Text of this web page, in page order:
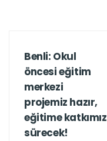
Benli: Okul
öncesi eğitim
merkezi
projemiz hazır,
eğitime katkımız
sürecek!